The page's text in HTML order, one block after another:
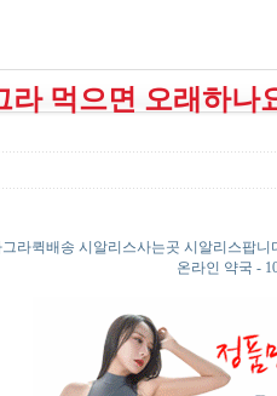
라 먹으면 오래하나
그라퀵배송 시알리스사는곳 시알리스팝
온라인 약국 -